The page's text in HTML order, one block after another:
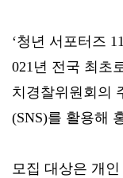
‘청년 서포터즈
021년 전국 최초
치경찰위원회의
(SNS)를 활용해
모집 대상은 개